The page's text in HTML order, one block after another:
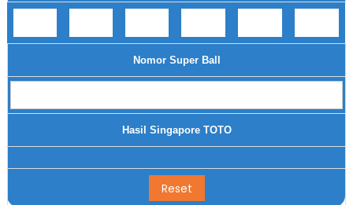
Nomor Super Ball
Hasil Singapore TOTO